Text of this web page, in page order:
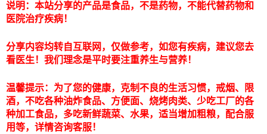
说明：本站分享的产品是食品，不是药物，不能代替药物和
医院治疗疾病！
分享内容均转自互联网，仅做参考，如您有疾病，建议您去
看医生！我们理念是平时要注重养生与营养！
温馨提示：为了您的健康，克制不良的生活习惯，戒烟、限
酒，不吃各种油炸食品、方便面、烧烤肉类、少吃工厂的各
种加工食品，多吃新鲜蔬菜、水果，适当增加粗粮，配合服
用等，详情咨询客服！